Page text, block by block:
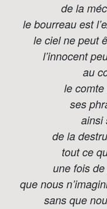
de la
le bourreau est
le ciel ne peut
l’innocent
au
le
ses
ainsi
de la
tout ce
une fois
que nous
sans que